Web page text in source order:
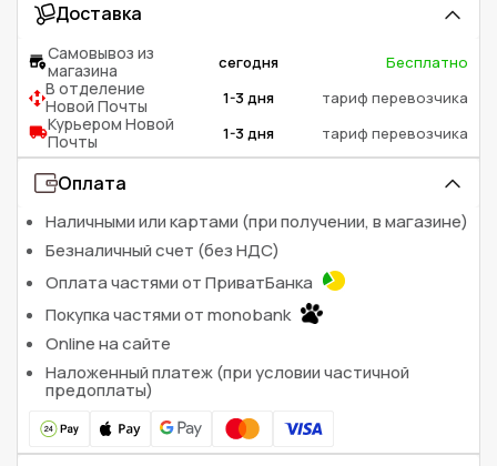
Доставка
Самовывоз из
магазина
сегодня Бесплатно
В отделение
Новой Почты
1-3 дня тариф перевозчика
Курьером Новой
Почты
1-3 дня тариф перевозчика
Оплата
Наличными или картами (при получении, в магазине)
Безналичный счет (без НДС)
Оплата частями от ПриватБанка
Покупка частями от monobank
Online на сайте
Наложенный платеж (при условии частичной
предоплаты)